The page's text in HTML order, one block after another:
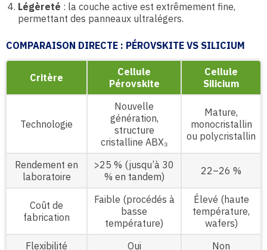
Légèreté : la couche active est extrêmement fine,
permettant des panneaux ultralégers.
COMPARAISON DIRECTE : PÉROVSKITE VS SILICIUM
Critère
Cellule
Pérovskite
Cellule
Silicium
Technologie
Nouvelle
génération,
structure
cristalline ABX₃
Mature,
monocristallin
ou polycristallin
Rendement en
laboratoire
>25 % (jusqu’à 30
% en tandem)
22–26 %
Coût de
fabrication
Faible (procédés à
basse
température)
Élevé (haute
température,
wafers)
Flexibilité
Oui
Non